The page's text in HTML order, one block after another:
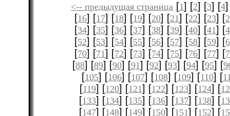
<-- предыдущая страница [1] [2] [3] [4
[16] [17] [18] [19] [20] [21] [22] [23] [
[34] [35] [36] [37] [38] [39] [40] [41] [
[52] [53] [54] [55] [56] [57] [58] [59] [
[70] [71] [72] [73] [74] [75] [76] [77] [
[88] [89] [90] [91] [92] [93] [94] [95] [
[105] [106] [107] [108] [109] [110] [
[119] [120] [121] [122] [123] [124] [
[133] [134] [135] [136] [137] [138] [
[147] [148] [149] [150] [151] [152] [